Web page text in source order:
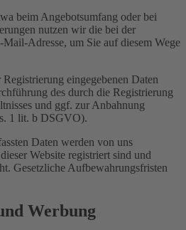
beim Angebotsumfang oder bei
nutzen wir die bei der
Adresse, um Sie auf diesem Wege
eingegebenen Daten
des durch die Registrierung
und ggf. zur Anbahnung
1 lit. b DSGVO).
Daten werden von uns
Website registriert sind und
Gesetzliche Aufbewahrungsfristen
Werbung